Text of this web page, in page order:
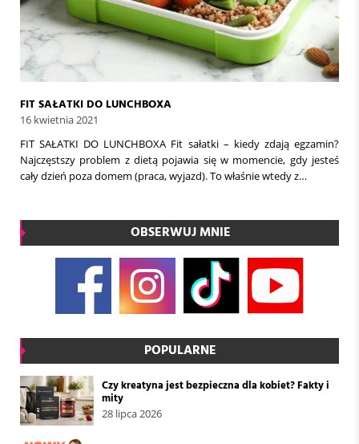
FIT SAŁATKI DO LUNCHBOXA
16 kwietnia 2021
FIT SAŁATKI DO LUNCHBOXA Fit sałatki – kiedy zdają egzamin?
Najczęstszy problem z dietą pojawia się w momencie, gdy jesteś
cały dzień poza domem (praca, wyjazd). To właśnie wtedy z…
OBSERWUJ MNIE
POPULARNE
Czy kreatyna jest bezpieczna dla kobiet? Fakty i
mity
28 lipca 2026